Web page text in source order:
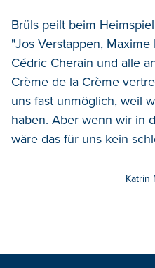
Brüls peilt beim
"Jos Verstappen,
Cédric Cherain und alle
Crème de la Crème
uns fast unmöglich, weil
haben. Aber wenn wir in
wäre das für uns kein
Katrin